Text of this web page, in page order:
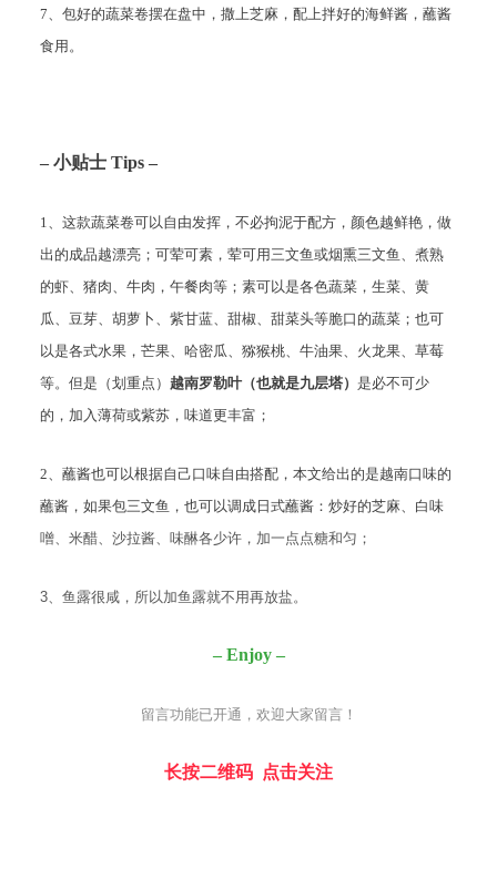
7、包好的蔬菜卷摆在盘中，撒上芝麻，配上拌好的海鲜酱，蘸酱
食用。
– 小贴士 Tips –
1、这款蔬菜卷可以自由发挥，不必拘泥于配方，颜色越鲜艳，做
出的成品越漂亮；可荤可素，荤可用三文鱼或烟熏三文鱼、煮熟
的虾、猪肉、牛肉，午餐肉等；素可以是各色蔬菜，生菜、黄
瓜、豆芽、胡萝卜、紫甘蓝、甜椒、甜菜头等脆口的蔬菜；也可
以是各式水果，芒果、哈密瓜、猕猴桃、牛油果、火龙果、草莓
等。但是（划重点） 越南罗勒叶（也就是九层塔） 是必不可少
的，加入薄荷或紫苏，味道更丰富；
2、蘸酱也可以根据自己口味自由搭配，本文给出的是越南口味的
蘸酱，如果包三文鱼，也可以调成日式蘸酱：炒好的芝麻、白味
噌、米醋、沙拉酱、味醂各少许，加一点点糖和匀；
3、鱼露很咸，所以加鱼露就不用再放盐。
– Enjoy –
留言功能已开通，欢迎大家留言！
长按二维码 点击关注